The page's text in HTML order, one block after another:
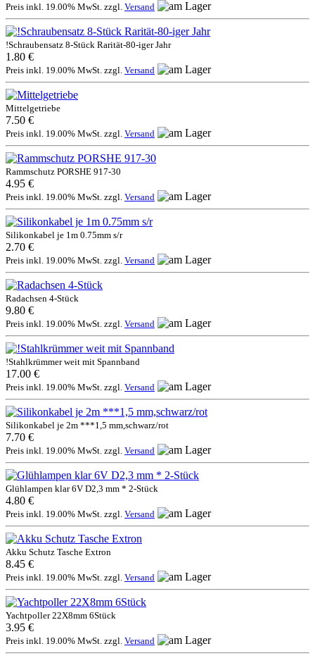
Preis inkl. 19.00% MwSt. zzgl. Versand
!Schraubensatz 8-Stück Rarität-80-iger Jahr
1.80 €
Preis inkl. 19.00% MwSt. zzgl. Versand
Mittelgetriebe
7.50 €
Preis inkl. 19.00% MwSt. zzgl. Versand
Rammschutz PORSHE 917-30
4.95 €
Preis inkl. 19.00% MwSt. zzgl. Versand
Silikonkabel je 1m 0.75mm s/r
2.70 €
Preis inkl. 19.00% MwSt. zzgl. Versand
Radachsen 4-Stück
9.80 €
Preis inkl. 19.00% MwSt. zzgl. Versand
!Stahlkrümmer weit mit Spannband
17.00 €
Preis inkl. 19.00% MwSt. zzgl. Versand
Silikonkabel je 2m ***1,5 mm,schwarz/rot
7.70 €
Preis inkl. 19.00% MwSt. zzgl. Versand
Glühlampen klar 6V D2,3 mm * 2-Stück
4.80 €
Preis inkl. 19.00% MwSt. zzgl. Versand
Akku Schutz Tasche Extron
8.45 €
Preis inkl. 19.00% MwSt. zzgl. Versand
Yachtpoller 22X8mm 6Stück
3.95 €
Preis inkl. 19.00% MwSt. zzgl. Versand